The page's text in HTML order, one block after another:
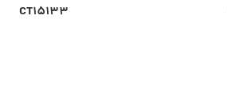
CT۱۵۱۳۳